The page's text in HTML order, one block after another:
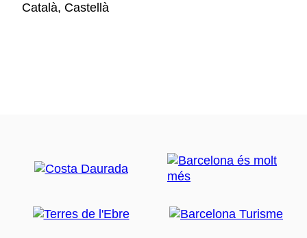
Català, Castellà